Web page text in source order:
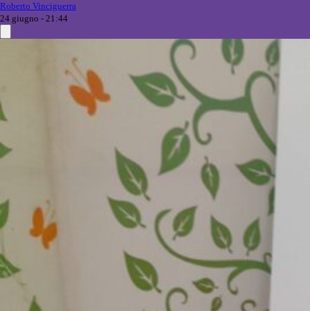
Roberto Vinciguerra
24 giugno - 21:44